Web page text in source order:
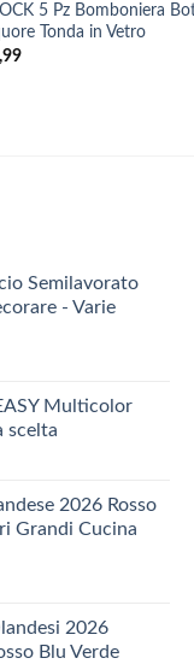
5 Pz Bomboniera
Tonda in Vetro
Semilavorato
- Varie
Multicolor
scelta
2026 Rosso
Grandi Cucina
2026
Blu Verde